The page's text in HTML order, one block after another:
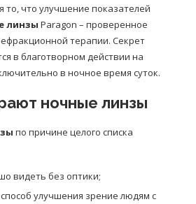
то, что улучшение показателей
линзы Paragon – проверенное
терапии. Секрет
в благотворном действии на
в ночное время суток.
ночные линзы
по причине целого списка
видеть без оптики;
улучшения зрение людям с